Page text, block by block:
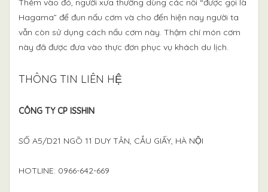
Thêm vào đó, người xưa thường dùng các nồi “được gọi là
Hagama” để đun nấu cơm và cho đến hiện nay người ta
vẫn còn sử dụng cách nấu cơm này. Thậm chí món cơm
này đã được đưa vào thực đơn phục vụ khách du lịch.
THÔNG TIN LIÊN HỆ
CÔNG TY CP ISSHIN
SỐ A5/D21 NGÕ 11 DUY TÂN, CẦU GIẤY, HÀ NỘI
HOTLINE: 0966-642-669